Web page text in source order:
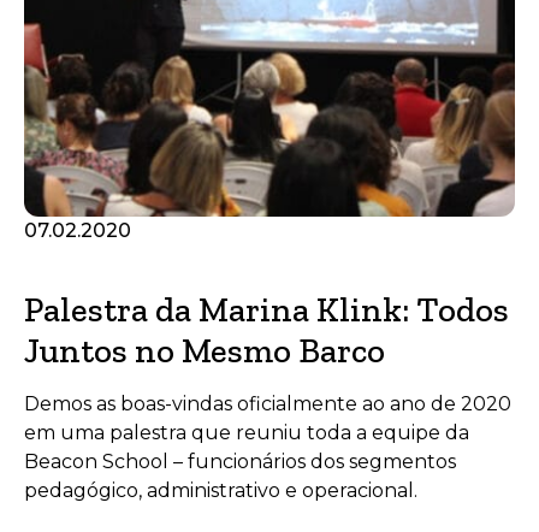
07.02.2020
Palestra da Marina Klink: Todos
Juntos no Mesmo Barco
Demos as boas-vindas oficialmente ao ano de 2020
em uma palestra que reuniu toda a equipe da
Beacon School – funcionários dos segmentos
pedagógico, administrativo e operacional.